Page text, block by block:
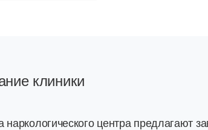
клиники
наркологического центра